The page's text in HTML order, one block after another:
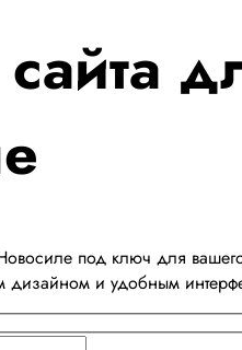
под ключ для
дизайном и удобным